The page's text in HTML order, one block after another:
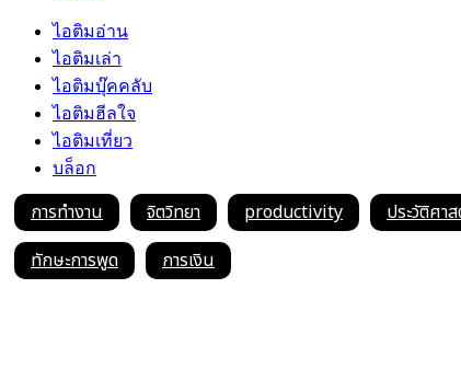
ไอติมอ่าน
ไอติมเล่า
ไอติมบุ๊คคลับ
ไอติมฮีลใจ
ไอติมเที่ยว
บล็อก
การทำงาน จิตวิทยา productivity ประวัติศา
ทักษะการพูด
การเงิน